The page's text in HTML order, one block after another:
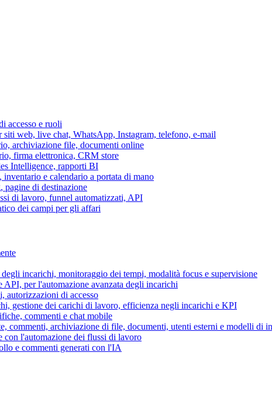
accesso e ruoli
web, live chat, WhatsApp, Instagram, telefono, e-mail
archiviazione file, documenti online
firma elettronica, CRM store
Intelligence, rapporti BI
e calendario a portata di mano
pagine di destinazione
di lavoro, funnel automatizzati, API
dei campi per gli affari
incarichi, monitoraggio dei tempi, modalità focus e supervisione
per l'automazione avanzata degli incarichi
autorizzazioni di accesso
gestione dei carichi di lavoro, efficienza negli incarichi e KPI
commenti e chat mobile
commenti, archiviazione di file, documenti, utenti esterni e modelli di
con l'automazione dei flussi di lavoro
e commenti generati con l'IA